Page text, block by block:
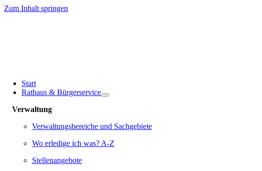
Zum Inhalt springen
Start
Rathaus & Bürgerservice
Verwaltung
Verwaltungsbereiche und Sachgebiete
Wo erledige ich was? A-Z
Stellenangebote